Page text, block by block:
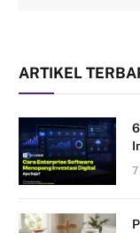
ARTIKEL